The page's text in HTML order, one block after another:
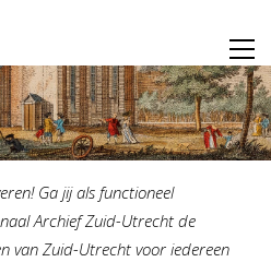
Ga jij als functioneel
Archief Zuid-Utrecht de
van Zuid-Utrecht voor iedereen